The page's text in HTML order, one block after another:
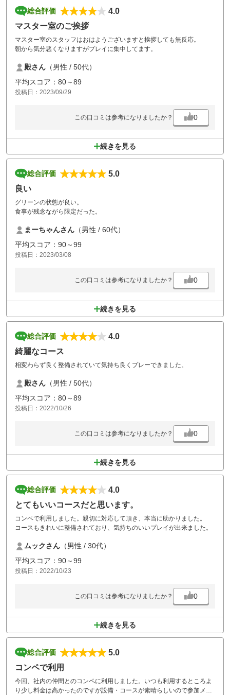
総合評価
4.0
マスター室のご挨拶
マスター室のスタッフはおはようございますと挨拶しても無反応。
朝から気分悪くなりますがプレイに集中してます。
殿さん （男性 / 50代）
平均スコア：80～89
投稿日：2023/09/29
この口コミは参考になりましたか？ 0
続きを見る
総合評価
5.0
良い
グリーンの状態が良い。
食事が残念ながら限定だった。
まーちゃんさん （男性 / 60代）
平均スコア：90～99
投稿日：2023/03/08
この口コミは参考になりましたか？ 0
続きを見る
総合評価
4.0
綺麗なコース
相変わらず良く整備されていて気持ち良くプレーできました。
殿さん （男性 / 50代）
平均スコア：80～89
投稿日：2022/10/26
この口コミは参考になりましたか？ 0
続きを見る
総合評価
4.0
とてもいいコースだと思います。
コンペで利用しました。親切に対応して頂き、本当に助かりました。
コースもきれいに整備されており、気持ちのいいプレイが出来ました。
ムックさん （男性 / 30代）
平均スコア：90～99
投稿日：2022/10/23
この口コミは参考になりましたか？ 0
続きを見る
総合評価
5.0
コンペで利用
今回、社内の仲間とのコンペに利用しました。いつも利用するところよ
り少し料金は高かったのですが設備・コースが素晴らしいので参加メン